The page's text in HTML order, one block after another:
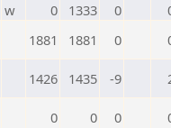
w 0 1333 0
1881 1881 0
1426 1435 -9
0 0 0